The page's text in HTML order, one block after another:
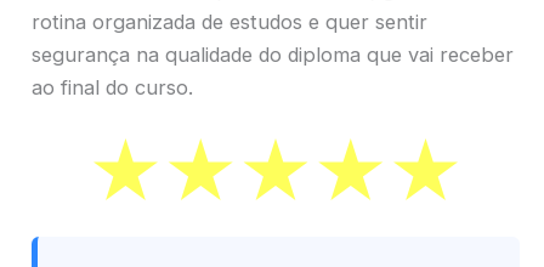
rotina organizada de estudos e quer sentir
segurança na qualidade do diploma que vai receber
ao final do curso.